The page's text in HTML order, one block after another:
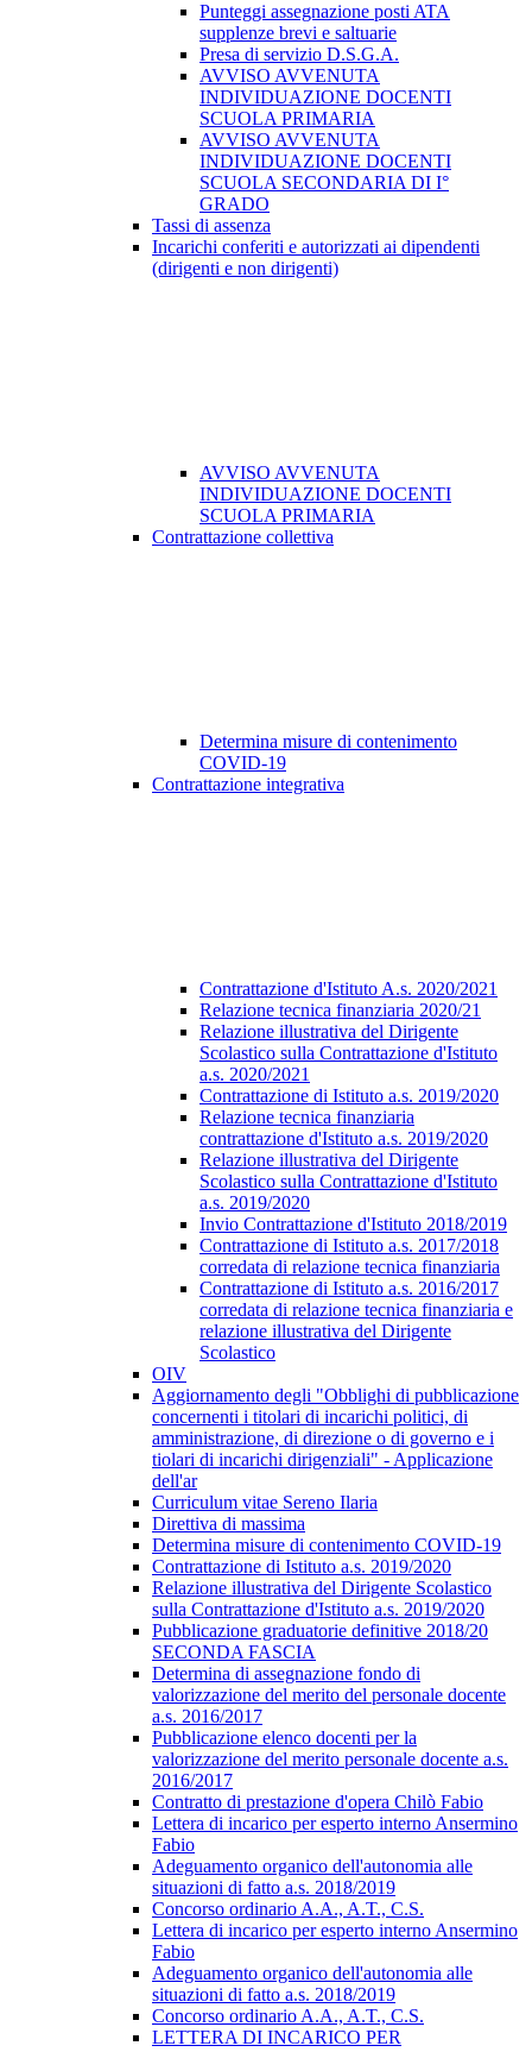
Punteggi assegnazione posti ATA
supplenze brevi e saltuarie
Presa di servizio D.S.G.A.
AVVISO AVVENUTA
INDIVIDUAZIONE DOCENTI
SCUOLA PRIMARIA
AVVISO AVVENUTA
INDIVIDUAZIONE DOCENTI
SCUOLA SECONDARIA DI I°
GRADO
Tassi di assenza
Incarichi conferiti e autorizzati ai dipendenti
(dirigenti e non dirigenti)
AVVISO AVVENUTA
INDIVIDUAZIONE DOCENTI
SCUOLA PRIMARIA
Contrattazione collettiva
Determina misure di contenimento
COVID-19
Contrattazione integrativa
Contrattazione d'Istituto A.s. 2020/2021
Relazione tecnica finanziaria 2020/21
Relazione illustrativa del Dirigente
Scolastico sulla Contrattazione d'Istituto
a.s. 2020/2021
Contrattazione di Istituto a.s. 2019/2020
Relazione tecnica finanziaria
contrattazione d'Istituto a.s. 2019/2020
Relazione illustrativa del Dirigente
Scolastico sulla Contrattazione d'Istituto
a.s. 2019/2020
Invio Contrattazione d'Istituto 2018/2019
Contrattazione di Istituto a.s. 2017/2018
corredata di relazione tecnica finanziaria
Contrattazione di Istituto a.s. 2016/2017
corredata di relazione tecnica finanziaria e
relazione illustrativa del Dirigente
Scolastico
OIV
Aggiornamento degli "Obblighi di pubblicazione
concernenti i titolari di incarichi politici, di
amministrazione, di direzione o di governo e i
tiolari di incarichi dirigenziali" - Applicazione
dell'ar
Curriculum vitae Sereno Ilaria
Direttiva di massima
Determina misure di contenimento COVID-19
Contrattazione di Istituto a.s. 2019/2020
Relazione illustrativa del Dirigente Scolastico
sulla Contrattazione d'Istituto a.s. 2019/2020
Pubblicazione graduatorie definitive 2018/20
SECONDA FASCIA
Determina di assegnazione fondo di
valorizzazione del merito del personale docente
a.s. 2016/2017
Pubblicazione elenco docenti per la
valorizzazione del merito personale docente a.s.
2016/2017
Contratto di prestazione d'opera Chilò Fabio
Lettera di incarico per esperto interno Ansermino
Fabio
Adeguamento organico dell'autonomia alle
situazioni di fatto a.s. 2018/2019
Concorso ordinario A.A., A.T., C.S.
Lettera di incarico per esperto interno Ansermino
Fabio
Adeguamento organico dell'autonomia alle
situazioni di fatto a.s. 2018/2019
Concorso ordinario A.A., A.T., C.S.
LETTERA DI INCARICO PER